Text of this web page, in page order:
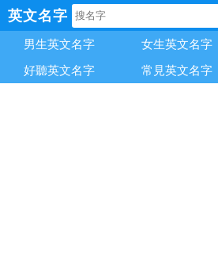
英文名字
男生英文名字 女生英文名字
好聽英文名字
常見英文名字